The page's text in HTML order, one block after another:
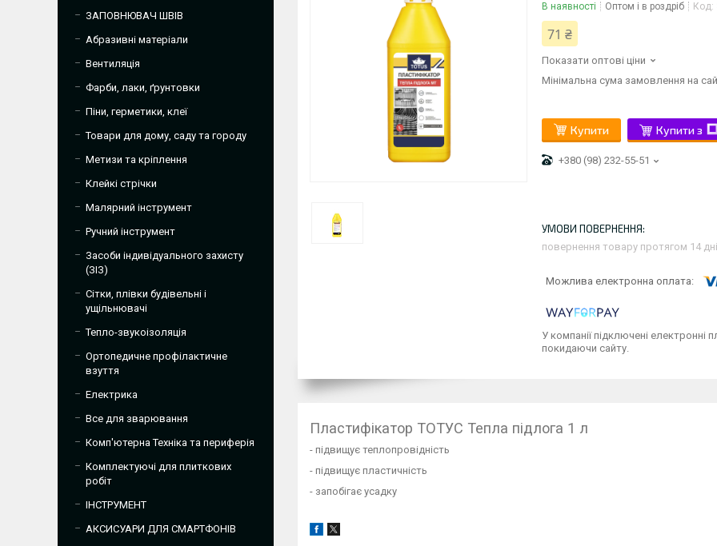
В наявності Оптом і в роздріб Код:
71 ₴
Показати оптові ціни
Мінімальна сума замовлення на
Купити Купити з
+380 (98) 232-55-51
повернення товару протягом 14
У компанії підключені електронні
покидаючи сайту.
Пластифікатор ТОТУС Тепла підлога 1 л
- підвищує теплопровідність
- підвищує пластичність
- запобігає усадку
ЗАПОВНЮВАЧ ШВІВ
Абразивні матеріали
Вентиляція
Фарби, лаки, ґрунтовки
Піни, герметики, клеї
Товари для дому, саду та городу
Метизи та кріплення
Клейкі стрічки
Малярний інструмент
Ручний інструмент
Засоби індивідуального захисту
(ЗІЗ)
Сітки, плівки будівельні і
ущільнювачі
Тепло-звукоізоляція
Ортопедичне профілактичне
взуття
Електрика
Все для зварювання
Комп'ютерна Техніка та периферія
Комплектуючі для плиткових
робіт
ІНСТРУМЕНТ
АКСИСУАРИ ДЛЯ СМАРТФОНІВ